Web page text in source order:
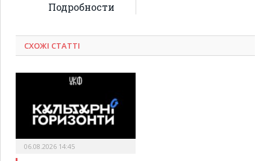
Подробности
СХОЖІ СТАТТІ
06.08.2026 14:45